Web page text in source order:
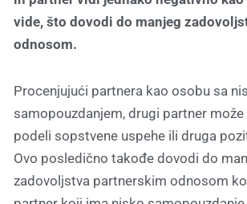
vide, što dovodi do manjeg
odnosom.
Procenjujući partnera kao osobu sa
samopouzdanjem, drugi partner
podeli sopstvene uspehe ili druga
Ovo posledično takođe dovodi do
zadovoljstva partnerskim odnosom